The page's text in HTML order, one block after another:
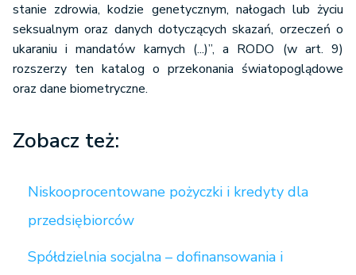
stanie zdrowia, kodzie genetycznym, nałogach lub życiu
seksualnym oraz danych dotyczących skazań, orzeczeń o
ukaraniu i mandatów karnych (...)”, a RODO (w art. 9)
rozszerzy ten katalog o przekonania światopoglądowe
oraz dane biometryczne.
Zobacz też:
Niskooprocentowane pożyczki i kredyty dla
przedsiębiorców
Spółdzielnia socjalna – dofinansowania i